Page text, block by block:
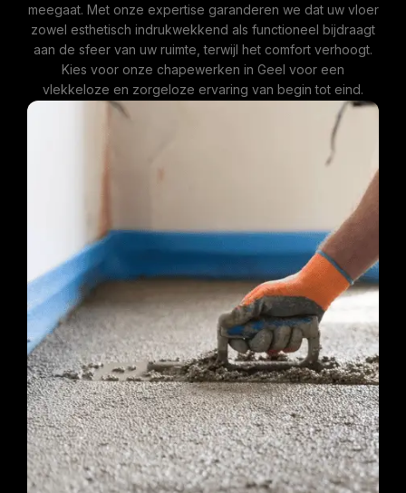
meegaat. Met onze expertise garanderen we dat uw vloer
zowel esthetisch indrukwekkend als functioneel bijdraagt
aan de sfeer van uw ruimte, terwijl het comfort verhoogt.
Kies voor onze chapewerken in Geel voor een
vlekkeloze en zorgeloze ervaring van begin tot eind.